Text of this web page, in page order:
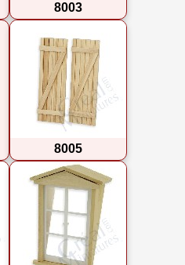
8003
8005